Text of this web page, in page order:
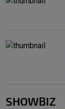
SHOWBIZ